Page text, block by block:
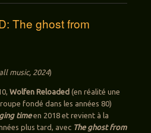
The ghost from
music, 2024)
Wolfen Reloaded(en réalité une
fondé dans les années 80)
timeen 2018 et revient à la
plus tard, avec The ghost from